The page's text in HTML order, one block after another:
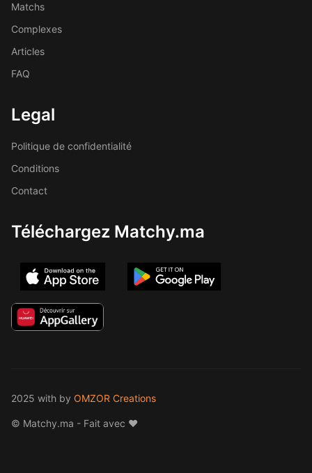
Matchs
Complexes
Articles
FAQ
Legal
Politique de confidentialité
Conditions
Contact
Téléchargez Matchy.ma
2025 with by OMZOR Creations
© Matchy.ma - Fait avec ❤️